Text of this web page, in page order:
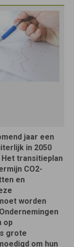
jaar een
in 2050
transitieplan
CO2-
en
worden
op
grote
om hun